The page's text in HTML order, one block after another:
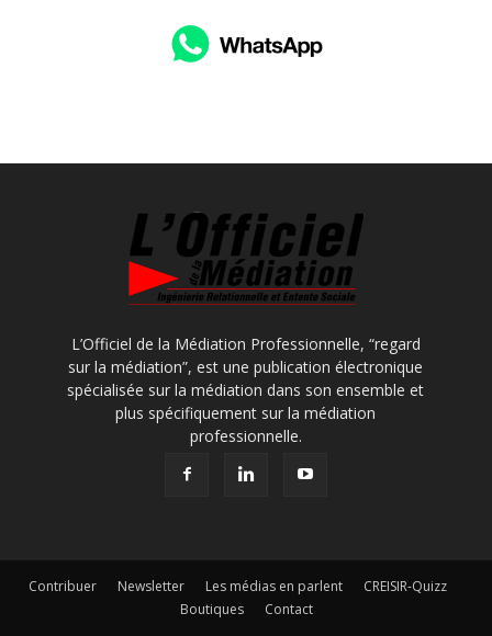
L’Officiel de la Médiation Professionnelle, “regard
sur la médiation”, est une publication électronique
spécialisée sur la médiation dans son ensemble et
plus spécifiquement sur la médiation
professionnelle.
Contribuer Newsletter Les médias en parlent
CREISIR-Quizz
Boutiques
Contact